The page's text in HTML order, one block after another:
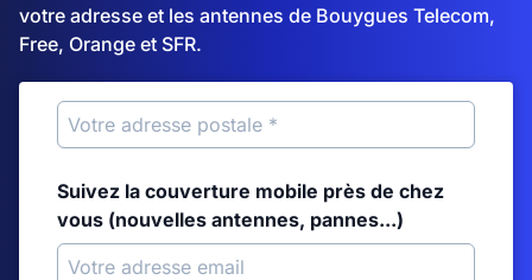
votre adresse et les antennes de Bouygues Telecom,
Free, Orange et SFR.
Suivez la couverture mobile près de chez
vous (nouvelles antennes, pannes...)